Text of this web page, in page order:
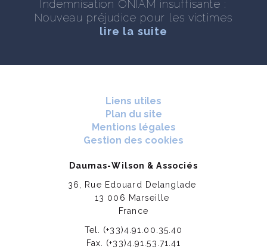
Indemnisation ONIAM insuffisante :
Nouveau préjudice pour les victimes
lire la suite
Liens utiles
Plan du site
Mentions légales
Gestion des cookies
Daumas-Wilson & Associés
36, Rue Edouard Delanglade
13 006 Marseille
France
Tel. (+33)4.91.00.35.40
Fax. (+33)4.91.53.71.41